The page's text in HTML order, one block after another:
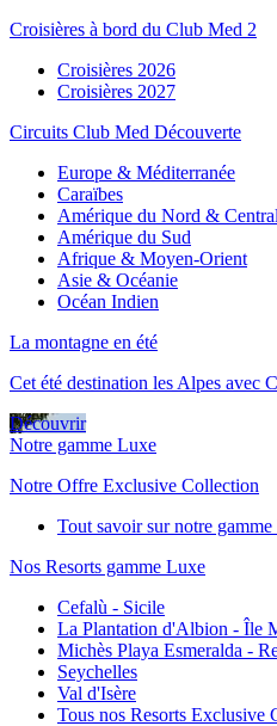
Croisières à bord du Club Med 2
Croisières 2026
Croisières 2027
Circuits Club Med Découverte
Europe & Méditerranée
Caraïbes
Amérique du Nord &
Amérique du Sud
Afrique & Moyen-Orient
Asie & Océanie
Océan Indien
La montagne en été
Cet été destination les Alpes avec
Découvrir
Notre gamme Luxe
Notre Offre Exclusive Collection
Tout savoir sur notre
Nos Resorts gamme Luxe
Cefalù - Sicile
La Plantation d'Albion - Île
Michès Playa Esmeralda -
Seychelles
Val d'Isère
Tous nos Resorts Exclusive